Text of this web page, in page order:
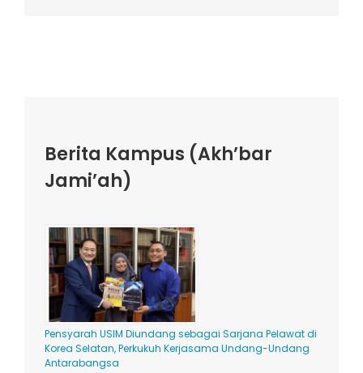
Berita Kampus (Akh’bar
Jami’ah)
Pensyarah USIM Diundang sebagai Sarjana Pelawat di
Korea Selatan, Perkukuh Kerjasama Undang-Undang
Antarabangsa